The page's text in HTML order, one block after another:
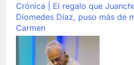
Crónica | El regalo que
Diomedes Díaz, puso más de
Carmen